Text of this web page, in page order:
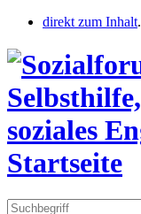
direkt zum Inhalt.
Startseite